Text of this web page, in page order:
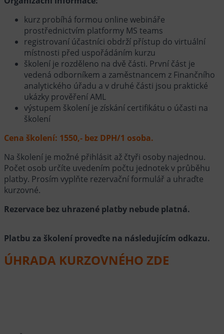
kurz probíhá formou online webináře
prostřednictvím platformy MS teams
registrovaní účastníci obdrží přístup do virtuální
místnosti před uspořádáním kurzu
školení je rozděleno na dvě části. První část je
vedená odborníkem a zaměstnancem z Finančního
analytického úřadu a v druhé části jsou praktické
ukázky prověření AML
výstupem školení je získání certifikátu o účasti na
školení
Cena školení: 1550,- bez DPH/1 osoba.
Na školení je možné přihlásit až čtyři osoby najednou.
Počet osob určíte uvedením počtu jednotek v průběhu
platby. Prosím vyplňte rezervační formulář a uhraďte
kurzovné.
Rezervace bez uhrazené platby nebude platná.
Platbu za školení proveďte na následujícím odkazu.
ÚHRADA KURZOVNÉHO ZDE